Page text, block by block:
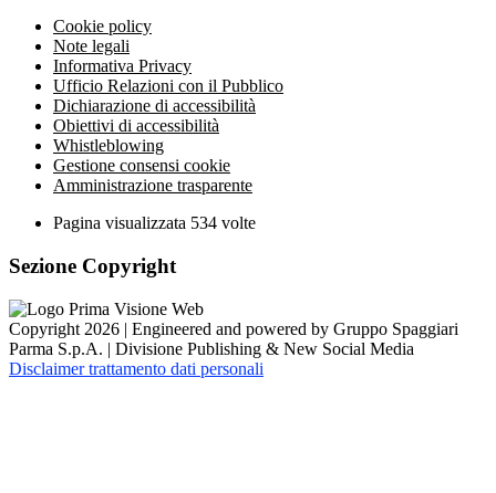
Cookie policy
Note legali
Informativa Privacy
Ufficio Relazioni con il Pubblico
Dichiarazione di accessibilità
Obiettivi di accessibilità
Whistleblowing
Gestione consensi cookie
Amministrazione trasparente
Pagina visualizzata 534 volte
Sezione Copyright
Copyright 2026 | Engineered and powered by Gruppo Spaggiari
Parma S.p.A. | Divisione Publishing & New Social Media
Disclaimer trattamento dati personali